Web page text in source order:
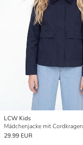
LCW Kids
Mädchenjacke mit Cordkragen
29.99 EUR